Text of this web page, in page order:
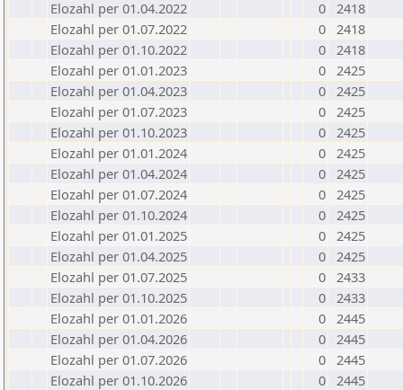
Elozahl per 01.04.2022
0 2418
Elozahl per 01.07.2022
0 2418
Elozahl per 01.10.2022
0 2418
Elozahl per 01.01.2023
0 2425
Elozahl per 01.04.2023
0 2425
Elozahl per 01.07.2023
0 2425
Elozahl per 01.10.2023
0 2425
Elozahl per 01.01.2024
0 2425
Elozahl per 01.04.2024
0 2425
Elozahl per 01.07.2024
0 2425
Elozahl per 01.10.2024
0 2425
Elozahl per 01.01.2025
0 2425
Elozahl per 01.04.2025
0 2425
Elozahl per 01.07.2025
0 2433
Elozahl per 01.10.2025
0 2433
Elozahl per 01.01.2026
0 2445
Elozahl per 01.04.2026
0 2445
Elozahl per 01.07.2026
0 2445
Elozahl per 01.10.2026
0 2445